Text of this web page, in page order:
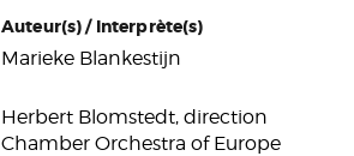
Auteur(s) / Interprète(s)
Marieke Blankestijn
Herbert Blomstedt, direction
Chamber Orchestra of Europe